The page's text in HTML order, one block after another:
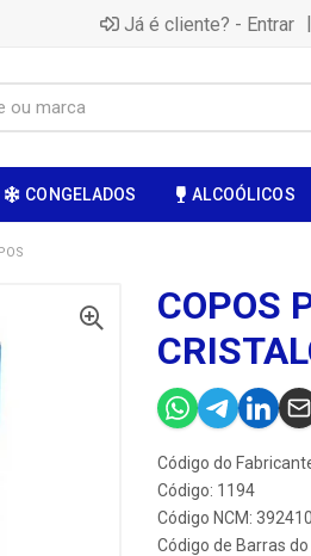
Já é cliente? - Entrar |
CONGELADOS ALCOÓLICOS
COPOS
Código do
Código: 1194
Código NCM:
Código de Barras